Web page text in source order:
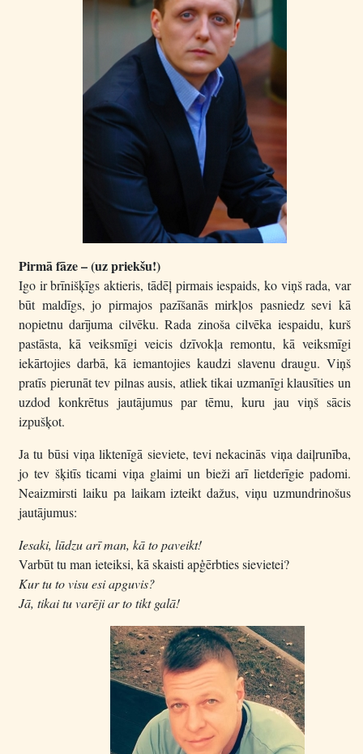
Pirmā fāze – (uz priekšu!)
Igo ir brīnišķīgs aktieris, tādēļ pirmais iespaids, ko viņš rada, var
būt maldīgs, jo pirmajos pazīšanās mirkļos pasniedz sevi kā
nopietnu darījuma cilvēku. Rada zinoša cilvēka iespaidu, kurš
pastāsta, kā veiksmīgi veicis dzīvokļa remontu, kā veiksmīgi
iekārtojies darbā, kā iemantojies kaudzi slavenu draugu. Viņš
pratīs pierunāt tev pilnas ausis, atliek tikai uzmanīgi klausīties un
uzdod konkrētus jautājumus par tēmu, kuru jau viņš sācis
izpušķot.
Ja tu būsi viņa liktenīgā sieviete, tevi nekacinās viņa daiļrunība,
jo tev šķitīs ticami viņa glaimi un bieži arī lietderīgie padomi.
Neaizmirsti laiku pa laikam izteikt dažus, viņu uzmundrinošus
jautājumus:
Iesaki, lūdzu arī man, kā to paveikt!
Varbūt tu man ieteiksi, kā skaisti apģērbties sievietei?
Kur tu to visu esi apguvis?
Jā, tikai tu varēji ar to tikt galā!